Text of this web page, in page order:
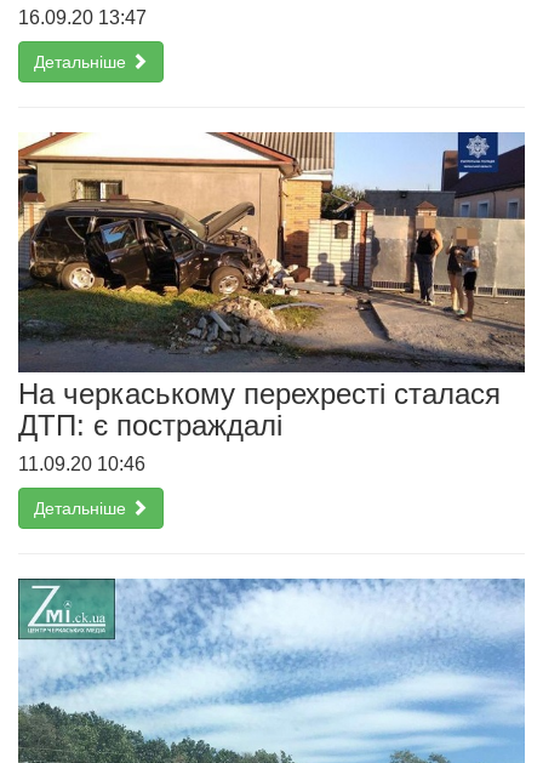
16.09.20 13:47
Детальніше
На черкаському перехресті сталася
ДТП: є постраждалі
11.09.20 10:46
Детальніше